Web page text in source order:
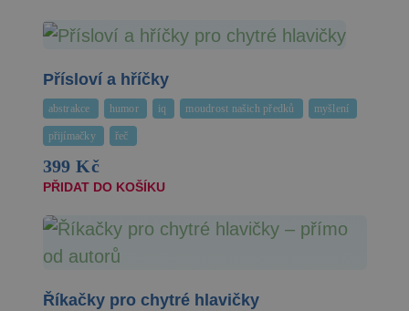
Přísloví a hříčky
abstrakce humor iq moudrost našich předků myšlení
přijímačky řeč
399 Kč
PŘIDAT DO KOŠÍKU
Říkačky pro chytré hlavičky